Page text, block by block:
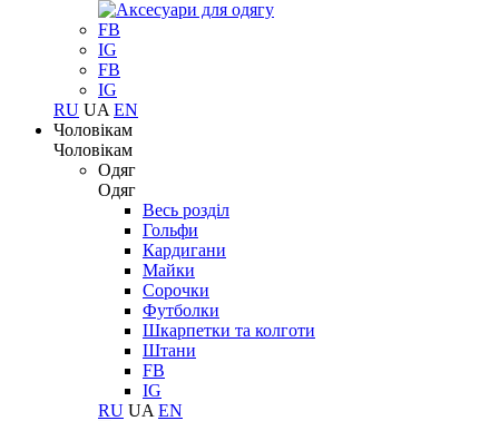
FB
IG
FB
IG
RU UA EN
Чоловікам
Чоловікам
Одяг
Одяг
Весь розділ
Гольфи
Кардигани
Майки
Сорочки
Футболки
Шкарпетки та колготи
Штани
FB
IG
RU UA EN